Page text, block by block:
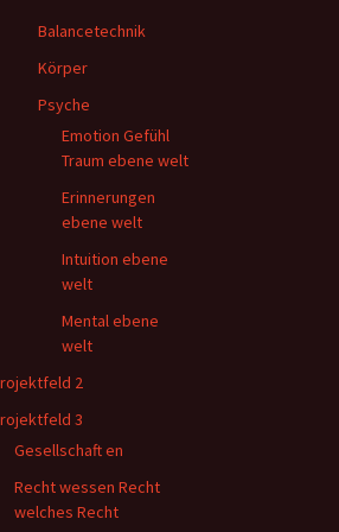
Balancetechnik
Körper
Psyche
Emotion Gefühl
Traum ebene welt
Erinnerungen
ebene welt
Intuition ebene
welt
Mental ebene
welt
2
3
Gesellschaft en
Recht wessen Recht
welches Recht